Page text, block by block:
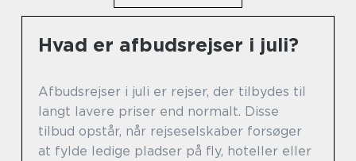
Hvad er afbudsrejser i juli?
Afbudsrejser i juli er rejser, der tilbydes til
langt lavere priser end normalt. Disse
tilbud opstår, når rejseselskaber forsøger
at fylde ledige pladser på fly, hoteller eller